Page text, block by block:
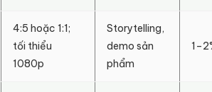
4:5 hoặc 1:1;
tối thiểu
1080p
Storytelling,
demo sản
phẩm